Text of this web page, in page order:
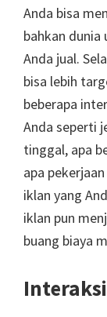
Anda bisa
bahkan
Anda jual.
bisa lebih
beberapa
Anda seperti
tinggal, apa
apa
iklan yang
iklan pun
buang biaya